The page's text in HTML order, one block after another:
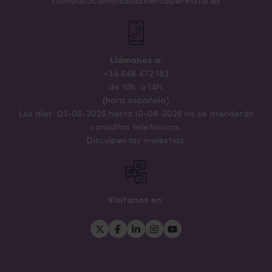
Llámanos a:
+34 648 472 183
de 10h. a 14h.
(hora española)
Los días: 03-08-2026 hasta 10-08-2026 no se atenderán
consultas telefónicas.
Disculpen las molestias.
Visítanos en: